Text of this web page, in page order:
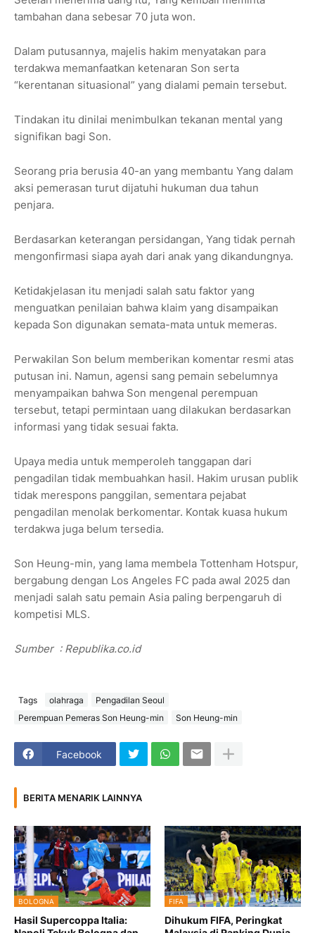
tambahan dana sebesar 70 juta won.
Dalam putusannya, majelis hakim menyatakan para
terdakwa memanfaatkan ketenaran Son serta
“kerentanan situasional” yang dialami pemain tersebut.
Tindakan itu dinilai menimbulkan tekanan mental yang
signifikan bagi Son.
Seorang pria berusia 40-an yang membantu Yang dalam
aksi pemerasan turut dijatuhi hukuman dua tahun
penjara.
Berdasarkan keterangan persidangan, Yang tidak pernah
mengonfirmasi siapa ayah dari anak yang dikandungnya.
Ketidakjelasan itu menjadi salah satu faktor yang
menguatkan penilaian bahwa klaim yang disampaikan
kepada Son digunakan semata-mata untuk memeras.
Perwakilan Son belum memberikan komentar resmi atas
putusan ini. Namun, agensi sang pemain sebelumnya
menyampaikan bahwa Son mengenal perempuan
tersebut, tetapi permintaan uang dilakukan berdasarkan
informasi yang tidak sesuai fakta.
Upaya media untuk memperoleh tanggapan dari
pengadilan tidak membuahkan hasil. Hakim urusan publik
tidak merespons panggilan, sementara pejabat
pengadilan menolak berkomentar. Kontak kuasa hukum
terdakwa juga belum tersedia.
Son Heung-min, yang lama membela Tottenham Hotspur,
bergabung dengan Los Angeles FC pada awal 2025 dan
menjadi salah satu pemain Asia paling berpengaruh di
kompetisi MLS.
Sumber : Republika.co.id
Tags olahraga
Pengadilan Seoul
Perempuan Pemeras Son Heung-min
Son Heung-min
Facebook
BERITA MENARIK LAINNYA
BOLOGNA
Hasil Supercoppa Italia:
FIFA
Dihukum FIFA, Peringkat